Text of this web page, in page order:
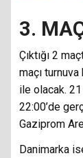
3.
Çıktığı 2
maçı
ile olacak.
22:00’de
Gaziprom
Danimarka